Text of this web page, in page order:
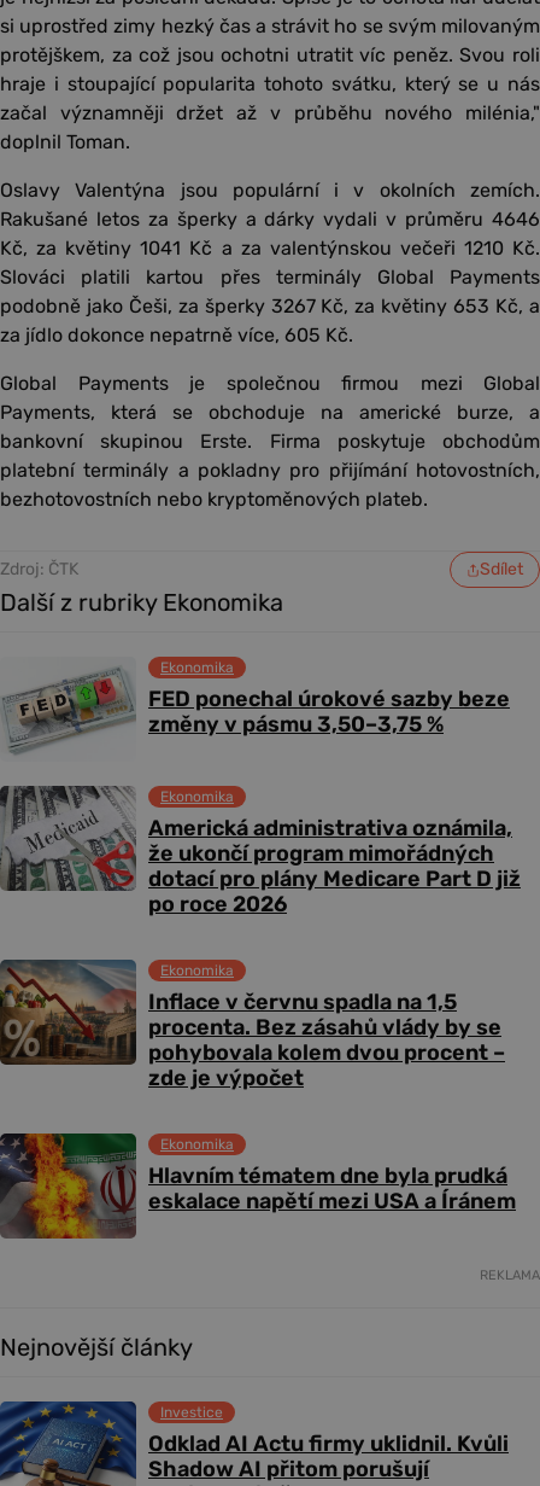
si uprostřed zimy hezký čas a strávit ho se svým milovaným
protějškem, za což jsou ochotni utratit víc peněz. Svou roli
hraje i stoupající popularita tohoto svátku, který se u nás
začal významněji držet až v průběhu nového milénia,"
doplnil Toman.
Oslavy Valentýna jsou populární i v okolních zemích.
Rakušané letos za šperky a dárky vydali v průměru 4646
Kč, za květiny 1041 Kč a za valentýnskou večeři 1210 Kč.
Slováci platili kartou přes terminály Global Payments
podobně jako Češi, za šperky 3267 Kč, za květiny 653 Kč, a
za jídlo dokonce nepatrně více, 605 Kč.
Global Payments je společnou firmou mezi Global
Payments, která se obchoduje na americké burze, a
bankovní skupinou Erste. Firma poskytuje obchodům
platební terminály a pokladny pro přijímání hotovostních,
bezhotovostních nebo kryptoměnových plateb.
Zdroj: ČTK Sdílet
Další z rubriky Ekonomika
FED ponechal úrokové sazby beze
změny v pásmu 3,50–3,75 %
Ekonomika
Americká administrativa oznámila,
že ukončí program mimořádných
dotací pro plány Medicare Part D již
po roce 2026
Ekonomika
Inflace v červnu spadla na 1,5
procenta. Bez zásahů vlády by se
pohybovala kolem dvou procent –
zde je výpočet
Ekonomika
Hlavním tématem dne byla prudká
eskalace napětí mezi USA a Íránem
Ekonomika
REKLAMA
Nejnovější články
Odklad AI Actu firmy uklidnil. Kvůli
Shadow AI přitom porušují
Investice